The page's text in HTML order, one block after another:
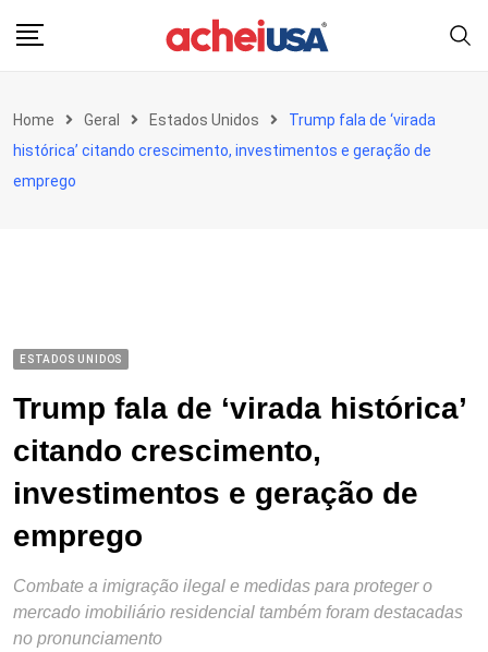
Home Geral Estados Unidos
Trump fala de ‘virada
histórica’ citando crescimento, investimentos e geração de
emprego
ESTADOS UNIDOS
Trump fala de ‘virada histórica’
citando crescimento,
investimentos e geração de
emprego
Combate a imigração ilegal e medidas para proteger o
mercado imobiliário residencial também foram destacadas
no pronunciamento